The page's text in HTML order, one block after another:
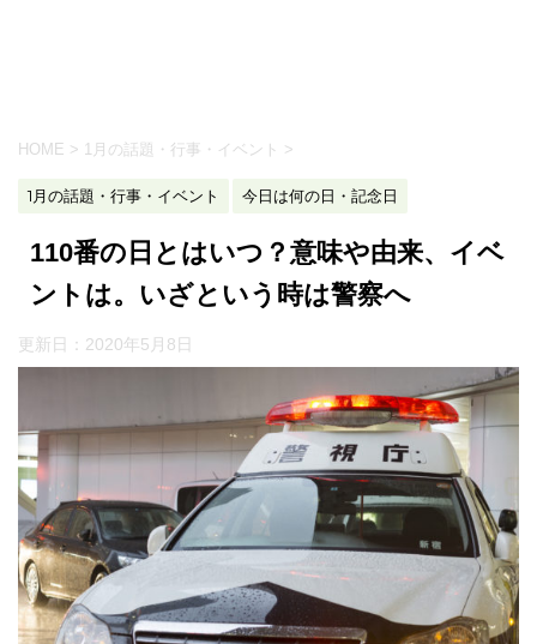
HOME > 1月の話題・行事・イベント >
1月の話題・行事・イベント 今日は何の日・記念日
110番の日とはいつ？意味や由来、イベ
ントは。いざという時は警察へ
更新日： 2020年5月8日